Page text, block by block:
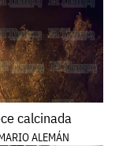
calcinada
ALEMÁN